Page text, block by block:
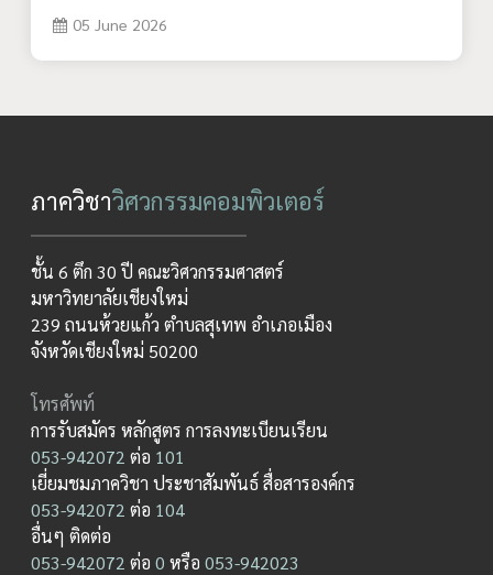
05 June 2026
ภาควิชาวิศวกรรมคอมพิวเตอร์
ชั้น 6 ตึก 30 ปี คณะวิศวกรรมศาสตร์
มหาวิทยาลัยเชียงใหม่
239 ถนนห้วยแก้ว ตำบลสุเทพ อำเภอเมือง
จังหวัดเชียงใหม่ 50200
โทรศัพท์
การรับสมัคร หลักสูตร การลงทะเบียนเรียน
053-942072 ต่อ 101
เยี่ยมชมภาควิชา ประชาสัมพันธ์ สื่อสารองค์กร
053-942072 ต่อ 104
อื่นๆ ติดต่อ
053-942072 ต่อ0 หรือ053-942023